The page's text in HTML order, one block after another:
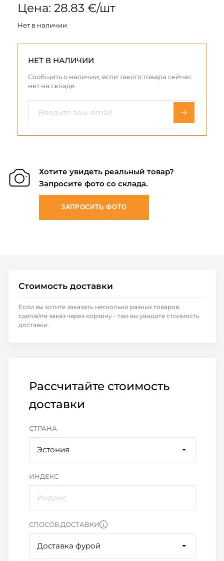
Цена: 28.83 €/шт
Нет в наличии
НЕТ В НАЛИЧИИ
Сообщить о наличии, если такого товара сейчас
нет на складе.
Хотите увидеть реальный товар?
Запросите фото со склада.
ЗАПРОСИТЬ ФОТО
Рассчитайте стоимость
доставки
СТРАНА
Эстония
ИНДЕКС
СПОСОБ ДОСТАВКИ
Доставка фурой
Стоимость доставки
Если вы хотите заказать несколько разных товаров,
сделайте заказ через корзину - там вы увидите стоимость
доставки.